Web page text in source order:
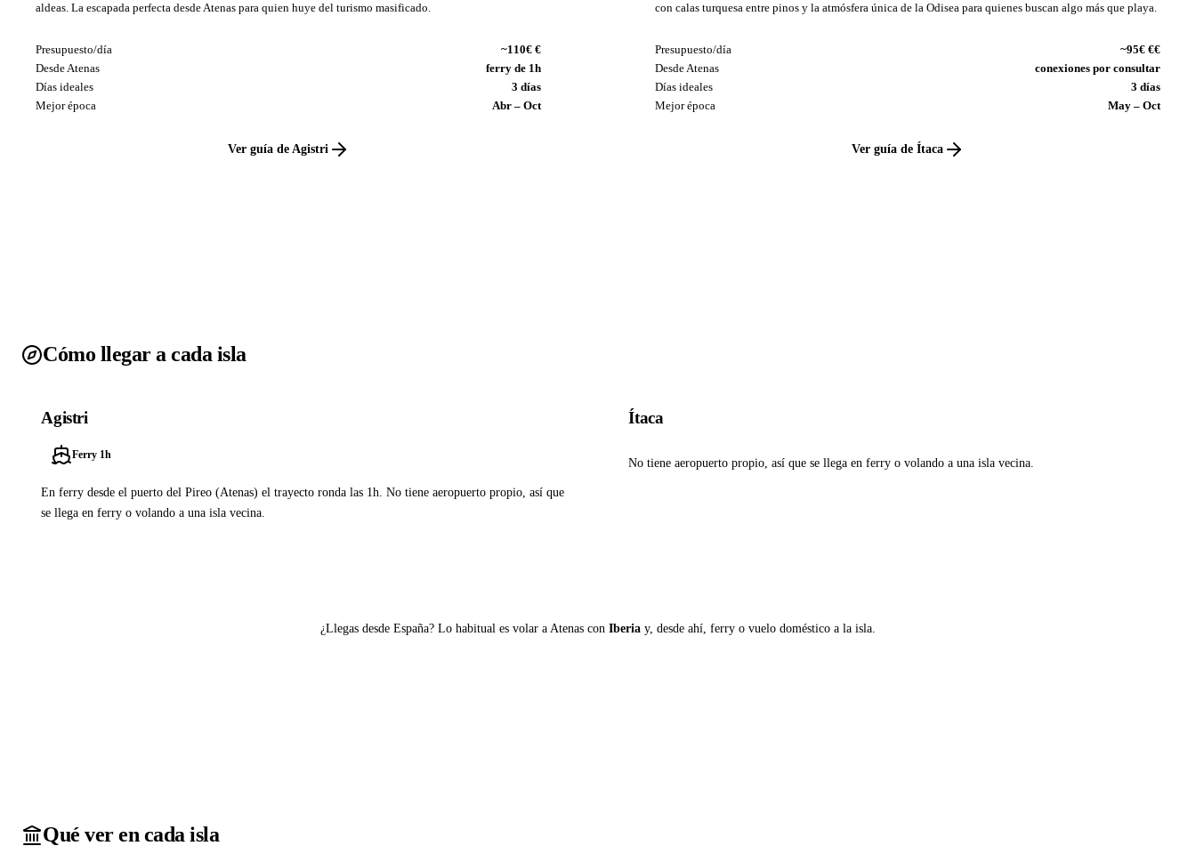
aldeas. La escapada perfecta desde Atenas para quien huye del turismo masificado.
Presupuesto/día
~110€ €
Desde Atenas
ferry de 1h
Días ideales
3 días
Mejor época
Abr – Oct
Ver guía de Agistri
con calas turquesa entre pinos y la atmósfera única de la Odisea para quienes buscan algo más que playa.
Presupuesto/día
~95€ €€
Desde Atenas
conexiones por consultar
Días ideales
3 días
Mejor época
May – Oct
Ver guía de Ítaca
Cómo llegar a cada isla
Agistri
Ferry 1h
En ferry desde el puerto del Pireo (Atenas) el trayecto ronda las 1h. No tiene aeropuerto propio, así que
se llega en ferry o volando a una isla vecina.
Ítaca
No tiene aeropuerto propio, así que se llega en ferry o volando a una isla vecina.
¿Llegas desde España? Lo habitual es volar a Atenas con Iberia y, desde ahí, ferry o vuelo doméstico a la isla.
Qué ver en cada isla